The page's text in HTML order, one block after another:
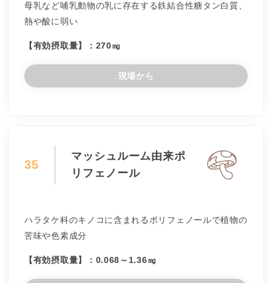
母乳など哺乳動物の乳に存在する鉄結合性糖タン白質、
熱や酸に弱い
【有効摂取量】：270㎎
現場から
35
マッシュルーム由来ポ
リフェノール
ハラタケ科のキノコに含まれるポリフェノールで植物の
苦味や色素成分
【有効摂取量】：0.068～1.36㎎